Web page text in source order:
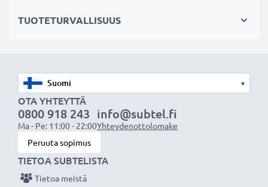
toimituksessa)
✔ Kotiteatteri- ja äänentoistojärjestelmiin
✔ Pelikonsoleihin
✔ Televisioon & projektoreihin
✔ DVD- & blu-ray-soittimiin
✔ Subwoofereihin & vahvistimiin
Paranna ääni- ja kuvaelämystä subtel RCA-
TUOTETURVALLISUUS
▾
OTA YHTEYTTÄ
0800 918 243
Ma - Pe: 11:00 - 22:00
info@subtel.fi
Yhteydenottolomake
Peruuta sopimus
TIETOA SUBTELISTA
Tietoa meistä